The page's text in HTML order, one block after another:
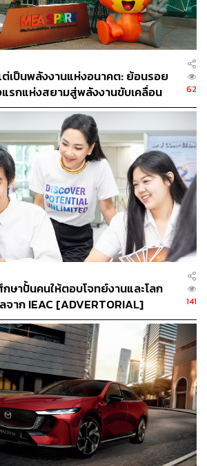
en/news/3372820
าคมถึงกลางเดือนเมษายน จะสามารถ
านได้ที่ Alishan National Scenic Area
าคมถึงกลางเดือนกุมภาพันธ์ สามารถ
นไทเปได้ที่ Pingjing St. Lane 42
ภาพันธ์ถึงประมาณเดือนมีนาคมที่
ซึ่งถือเป็นจุดที่สวยที่สุดจุดหนึ่งในการชม
ไถจงเลยทีเดียว
ภาพันธ์ถึงกลางเดือนมีนาคม สามารถชม
นสุ่ยได้ที่วัดเทียนหยวน
ภาพันธ์ถึงต้นเดือนมีนาคม สามารถชม
Scenic Area
ญประจำปีที่พลาดไม่ได้อย่าง2018
Exposition
ดขึ้นระหว่างเดือนพฤศจิกายน 2018
World Flora Exposition จัดขึ้นที่เมืองไถ
าดใหญ่เป็นอันดับ 3 ของไต้หวัน ด้วย
ารางกิโลเมตร ซึ่งเป็นเมืองที่มีขนาด
คโปร์และ 2 เท่าของฮ่องกง
เป็นพลังงานแห่งอนาคต: ย้อนรอย
รกแห่งสยามสู่พลังงานขับเคลื่อน
62
กษาปั้นคนให้ตอบโจทย์งานและโลก
จาก IEAC [ADVERTORIAL]
141